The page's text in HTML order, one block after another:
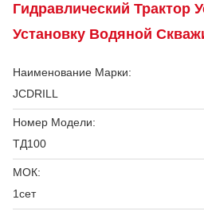
Гидравлический Трактор
Установку Водяной
Наименование Марки:
JCDRILL
Номер Модели:
ТД100
МОК:
1сет